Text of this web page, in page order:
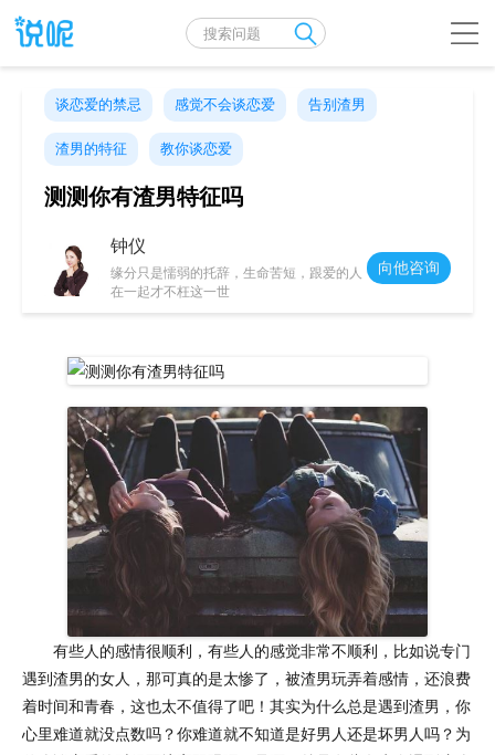
谈恋爱的禁忌 感觉不会谈恋爱 告别渣男
渣男的特征 教你谈恋爱
测测你有渣男特征吗
钟仪
缘分只是懦弱的托辞，生命苦短，跟爱的人
在一起才不枉这一世
向他咨询
有些人的感情很顺利，有些人的感觉非常不顺利，比如说专门
遇到渣男的女人，那可真的是太惨了，被渣男玩弄着感情，还浪费
着时间和青春，这也太不值得了吧！其实为什么总是遇到渣男，你
心里难道就没点数吗？你难道就不知道是好男人还是坏男人吗？为